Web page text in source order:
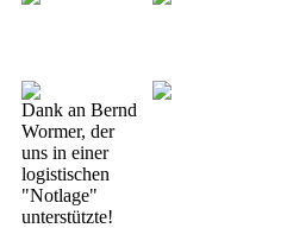
Dank an Bernd
Wormer, der
uns in einer
logistischen
"Notlage"
unterstützte!